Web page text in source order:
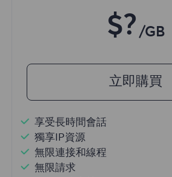
$? /GB
立即購買
享受長時間會話
獨享IP資源
無限連接和線程
無限請求